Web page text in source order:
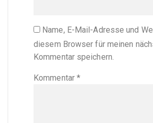
Name, E-Mail-Adresse und
diesem Browser für meinen
Kommentar speichern.
Kommentar *